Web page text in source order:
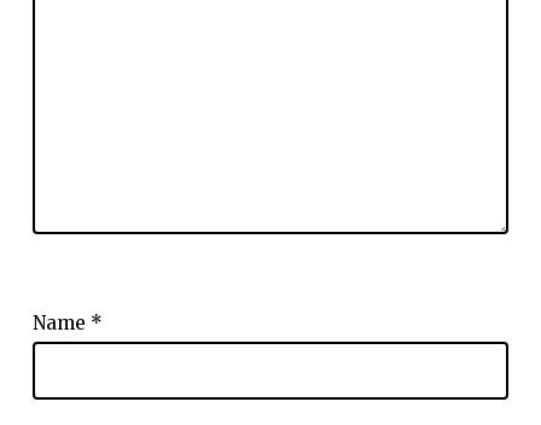
Name *